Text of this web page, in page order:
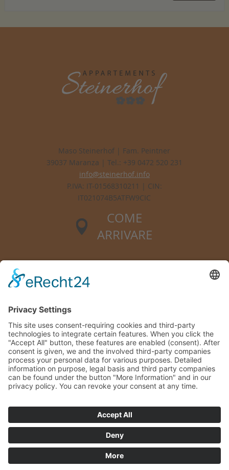
Maso Steinerhof | Fam. Peintner
39037 Maranza | Tel.: +39 0472 520 231
info@steinerhof.info
P.IVA: IT-01568310211 | CIN:
IT021074B5ATFW9CIC
COME
ARRIVARE
© Steinerhof |Impressum|Privacy|Sitemap